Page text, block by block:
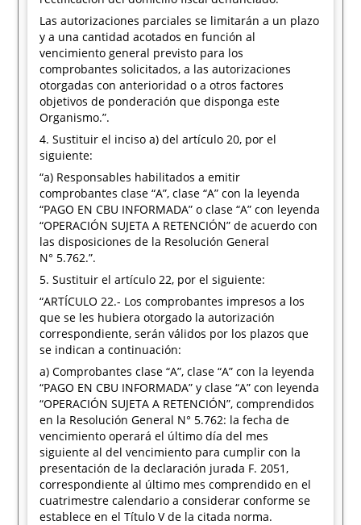
Las autorizaciones parciales se limitarán a un plazo
y a una cantidad acotados en función al
vencimiento general previsto para los
comprobantes solicitados, a las autorizaciones
otorgadas con anterioridad o a otros factores
objetivos de ponderación que disponga este
Organismo.”.
4. Sustituir el inciso a) del artículo 20, por el
siguiente:
“a) Responsables habilitados a emitir
comprobantes clase “A”, clase “A” con la leyenda
“PAGO EN CBU INFORMADA” o clase “A” con leyenda
“OPERACIÓN SUJETA A RETENCIÓN” de acuerdo con
las disposiciones de la Resolución General
N° 5.762.”.
5. Sustituir el artículo 22, por el siguiente:
“ARTÍCULO 22.- Los comprobantes impresos a los
que se les hubiera otorgado la autorización
correspondiente, serán válidos por los plazos que
se indican a continuación:
a) Comprobantes clase “A”, clase “A” con la leyenda
“PAGO EN CBU INFORMADA” y clase “A” con leyenda
“OPERACIÓN SUJETA A RETENCIÓN”, comprendidos
en la Resolución General N° 5.762: la fecha de
vencimiento operará el último día del mes
siguiente al del vencimiento para cumplir con la
presentación de la declaración jurada F. 2051,
correspondiente al último mes comprendido en el
cuatrimestre calendario a considerar conforme se
establece en el Título V de la citada norma.